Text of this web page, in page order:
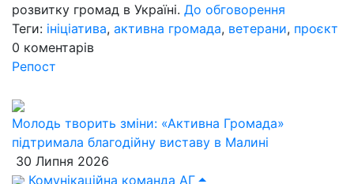
розвитку громад в Україні. До обговорення
Теги: ініціатива, активна громада, ветерани, проєкт
0 коментарів
Репост
Молодь творить зміни: «Активна Громада»
підтримала благодійну виставу в Малині
30 Липня 2026
Комунікаційна команда АГ